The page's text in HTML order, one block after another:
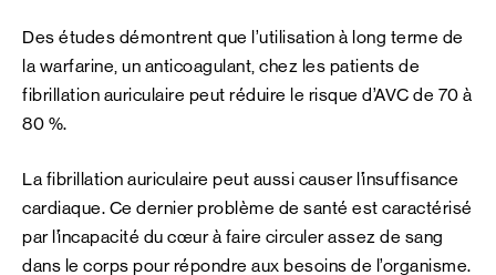
Des études démontrent que l’utilisation à long terme de
la warfarine, un anticoagulant, chez les patients de
fibrillation auriculaire peut réduire le risque d’AVC de 70 à
80 %.
La fibrillation auriculaire peut aussi causer l’insuffisance
cardiaque. Ce dernier problème de santé est caractérisé
par l’incapacité du cœur à faire circuler assez de sang
dans le corps pour répondre aux besoins de l’organisme.